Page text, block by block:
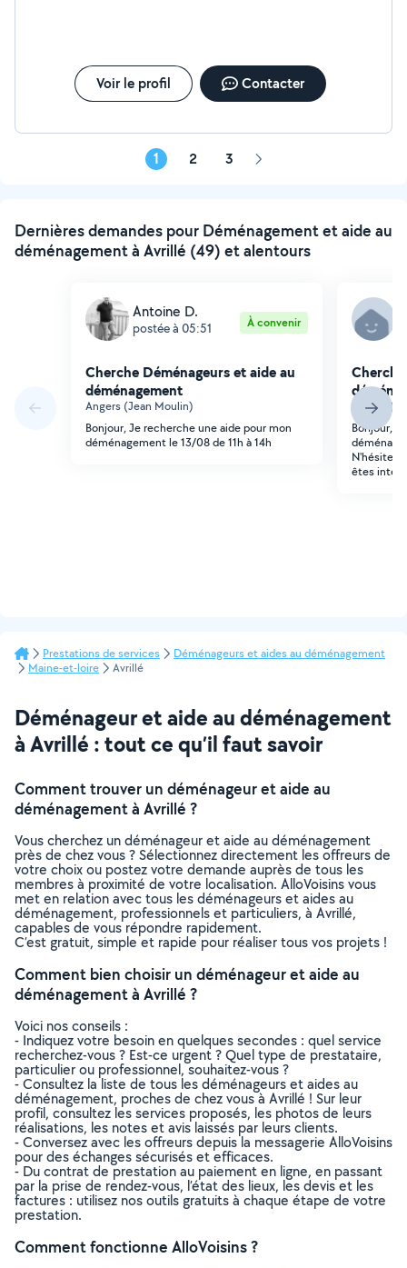
Voir le profil Contacter
1 2 3 Page
Dernières demandes pour Déménagement et aide au
déménagement à Avrillé (49) et alentours
Antoine D.
postée à 05:51 À convenir
Cherche Déménageurs et aide au
déménagement
Angers (Jean Moulin)
Bonjour, Je recherche une aide pour mon
déménagement le 13/08 de 11h à 14h
Angers
Bonjour,
N'hésitez
êtes
Prestations de services
Déménageurs et aides au déménagement
Maine-et-loire
Avrillé
Déménageur et aide au déménagement
à Avrillé : tout ce qu’il faut savoir
Comment trouver un déménageur et aide au
déménagement à Avrillé ?
Vous cherchez un déménageur et aide au déménagement
près de chez vous ? Sélectionnez directement les offreurs de
votre choix ou postez votre demande auprès de tous les
membres à proximité de votre localisation. AlloVoisins vous
met en relation avec tous les déménageurs et aides au
déménagement, professionnels et particuliers, à Avrillé,
capables de vous répondre rapidement.
C’est gratuit, simple et rapide pour réaliser tous vos projets !
Comment bien choisir un déménageur et aide au
déménagement à Avrillé ?
Voici nos conseils :
- Indiquez votre besoin en quelques secondes : quel service
recherchez-vous ? Est-ce urgent ? Quel type de prestataire,
particulier ou professionnel, souhaitez-vous ?
- Consultez la liste de tous les déménageurs et aides au
déménagement, proches de chez vous à Avrillé ! Sur leur
profil, consultez les services proposés, les photos de leurs
réalisations, les notes et avis laissés par leurs clients.
- Conversez avec les offreurs depuis la messagerie AlloVoisins
pour des échanges sécurisés et efficaces.
- Du contrat de prestation au paiement en ligne, en passant
par la prise de rendez-vous, l’état des lieux, les devis et les
factures : utilisez nos outils gratuits à chaque étape de votre
prestation.
Comment fonctionne AlloVoisins ?